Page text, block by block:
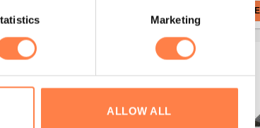
Marketing
ALLOW ALL